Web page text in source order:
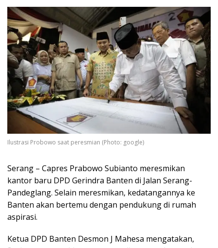
Ilustrasi Probowo saat peresmian (Photo: google)
Serang – Capres Prabowo Subianto meresmikan
kantor baru DPD Gerindra Banten di Jalan Serang-
Pandeglang. Selain meresmikan, kedatangannya ke
Banten akan bertemu dengan pendukung di rumah
aspirasi.
Ketua DPD Banten Desmon J Mahesa mengatakan,